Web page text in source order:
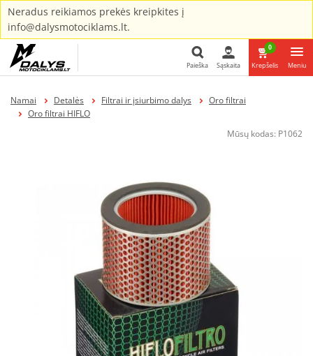
Neradus reikiamos prekės kreipkites į
info@dalysmotociklams.lt.
Paieška Sąskaita
0
Krepšelis Meniu
Namai Detalės Filtrai ir įsiurbimo dalys
Oro filtrai
Oro filtrai HIFLO
Mūsų kodas: P1062